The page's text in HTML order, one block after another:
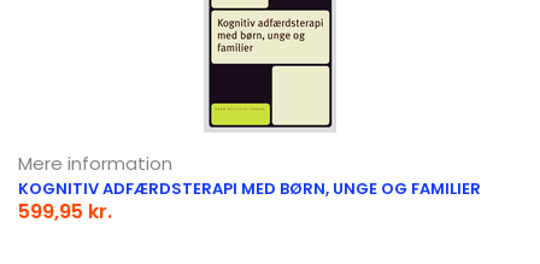
Mere information
KOGNITIV ADFÆRDSTERAPI MED BØRN, UNGE OG FAMILIER
599,95 kr.